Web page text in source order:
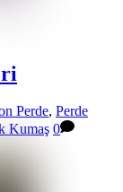
Perde, Perde
Kumaş 0